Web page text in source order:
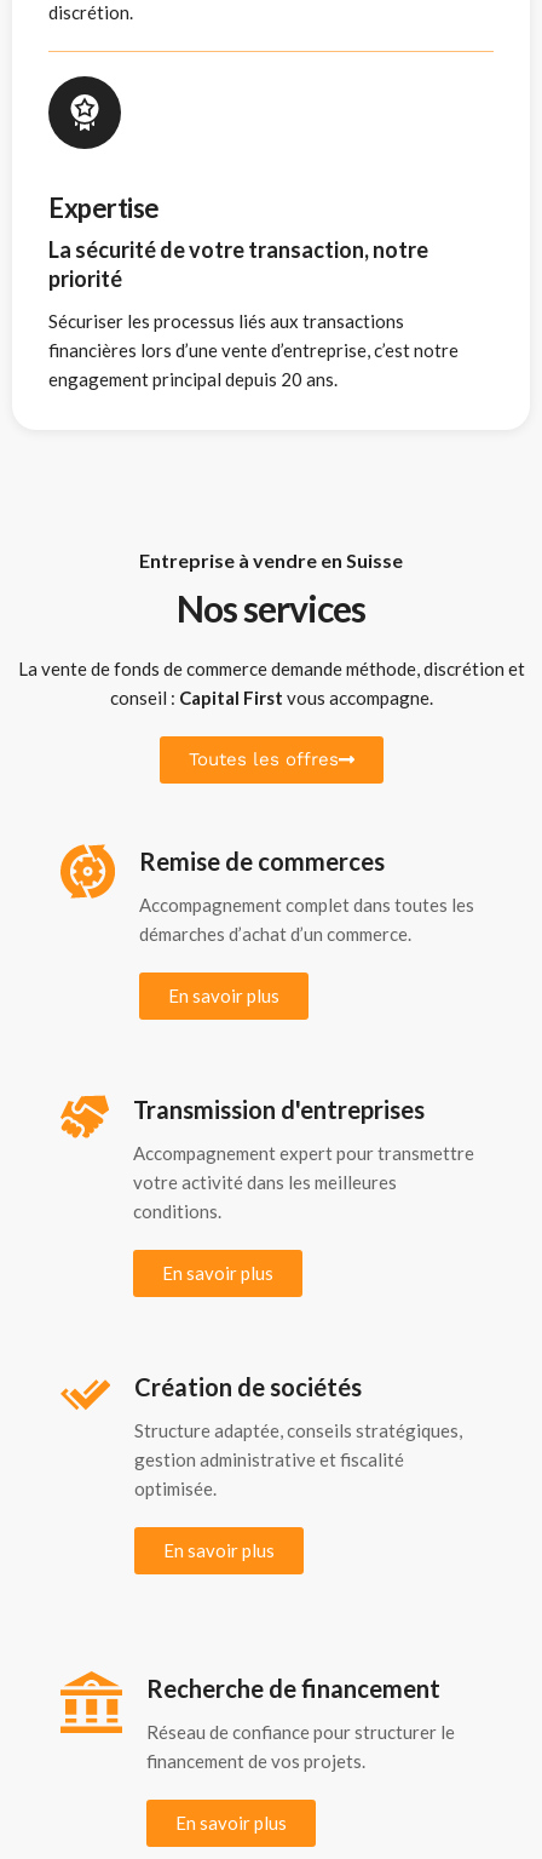
discrétion.
Expertise
La sécurité de votre transaction, notre
priorité
Sécuriser les processus liés aux transactions
financières lors d’une vente d’entreprise, c’est notre
engagement principal depuis 20 ans.
Entreprise à vendre en Suisse
Nos services
La vente de fonds de commerce demande méthode, discrétion et
conseil : Capital First vous accompagne.
Toutes les offres
Remise de commerces
Accompagnement complet dans toutes les
démarches d’achat d’un commerce.
En savoir plus
Transmission d'entreprises
Accompagnement expert pour transmettre
votre activité dans les meilleures
conditions.
En savoir plus
Création de sociétés
Structure adaptée, conseils stratégiques,
gestion administrative et fiscalité
optimisée.
En savoir plus
Recherche de financement
Réseau de confiance pour structurer le
financement de vos projets.
En savoir plus